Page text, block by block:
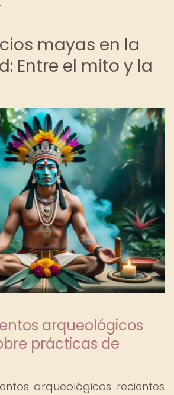
mayas en la
Entre el mito y la
arqueológicos
prácticas de
arqueológicos recientes